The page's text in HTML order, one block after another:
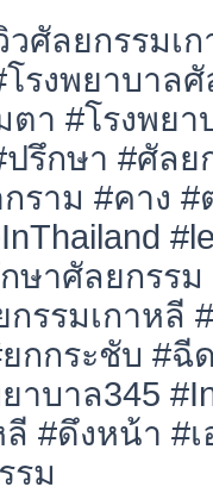
วศัลยกรรมเ
รงพยาบาล
า #โรงพยา
รึกษา #ศัลย
ราม #คาง
าศัลยกรรม
รรมเกาหลี
กกระชับ #
าบาล345
#ดึงหน้า #
รม